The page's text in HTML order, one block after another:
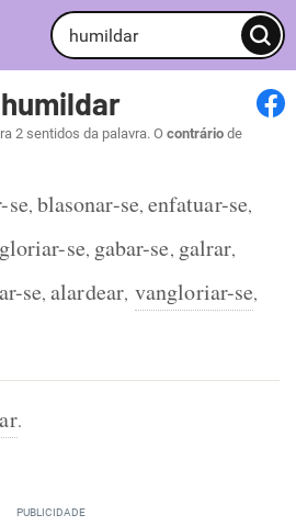
2 sentidos da palavra. O contrário de
se, blasonar-se, enfatuar-se,
gloriar-se, gabar-se, galrar,
se,alardear, vangloriar-se,
.